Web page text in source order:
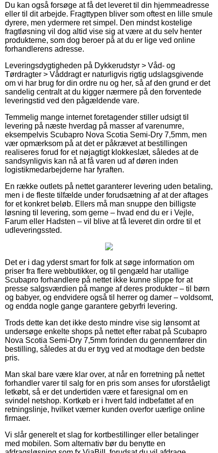
Du kan også forsøge at få det leveret til din hjemmeadresse
eller til dit arbejde. Fragttypen bliver som oftest en lille smule
dyrere, men ydermere ret simpel. Den mindst kostelige
fragtløsning vil dog altid vise sig at være at du selv henter
produkterne, som dog beroer på at du er lige ved online
forhandlerens adresse.
Leveringsdygtigheden på Dykkerudstyr > Våd- og
Tørdragter > Våddragt er naturligvis rigtig udslagsgivende
om vi har brug for din ordre nu og her, så af den grund er det
sandelig centralt at du kigger nærmere på den forventede
leveringstid ved den pågældende vare.
Temmelig mange internet foretagender stiller udsigt til
levering på næste hverdag på masser af varenumre,
eksempelvis Scubapro Nova Scotia Semi-Dry 7,5mm, men
vær opmærksom på at det er påkrævet at bestillingen
realiseres forud for et nøjagtigt klokkeslæt, således at de
sandsynligvis kan nå at få varen ud af døren inden
logistikmedarbejderne har fyraften.
En række outlets på nettet garanterer levering uden betaling,
men i de fleste tilfælde under forudsætning af at der aftages
for et konkret beløb. Ellers må man snuppe den billigste
løsning til levering, som gerne – hvad end du er i Vejle,
Farum eller Hadsten – vil blive at få leveret din ordre til et
udleveringssted.
Det er i dag yderst smart for folk at søge information om
priser fra flere webbutikker, og til gengæld har utallige
Scubapro forhandlere på nettet ikke kunne slippe for at
presse salgsværdien på mange af deres produkter – til børn
og babyer, og endvidere også til herrer og damer – voldsomt,
og endda nogle gange garantere gebyrfri levering.
Trods dette kan det ikke desto mindre vise sig lønsomt at
undersøge enkelte shops på nettet efter rabat på Scubapro
Nova Scotia Semi-Dry 7,5mm forinden du gennemfører din
bestilling, således at du er tryg ved at modtage den bedste
pris.
Man skal bare være klar over, at når en forretning på nettet
forhandler varer til salg for en pris som anses for uforståeligt
letkøbt, så er det undertiden være et faresignal om en
svindel netshop. Kortkøb er i hvert fald indbefattet af en
retningslinje, hvilket værner kunden overfor uærlige online
firmaer.
Vi slår generelt et slag for kortbestillinger eller betalinger
med mobilen. Som alternativ bør du benytte en